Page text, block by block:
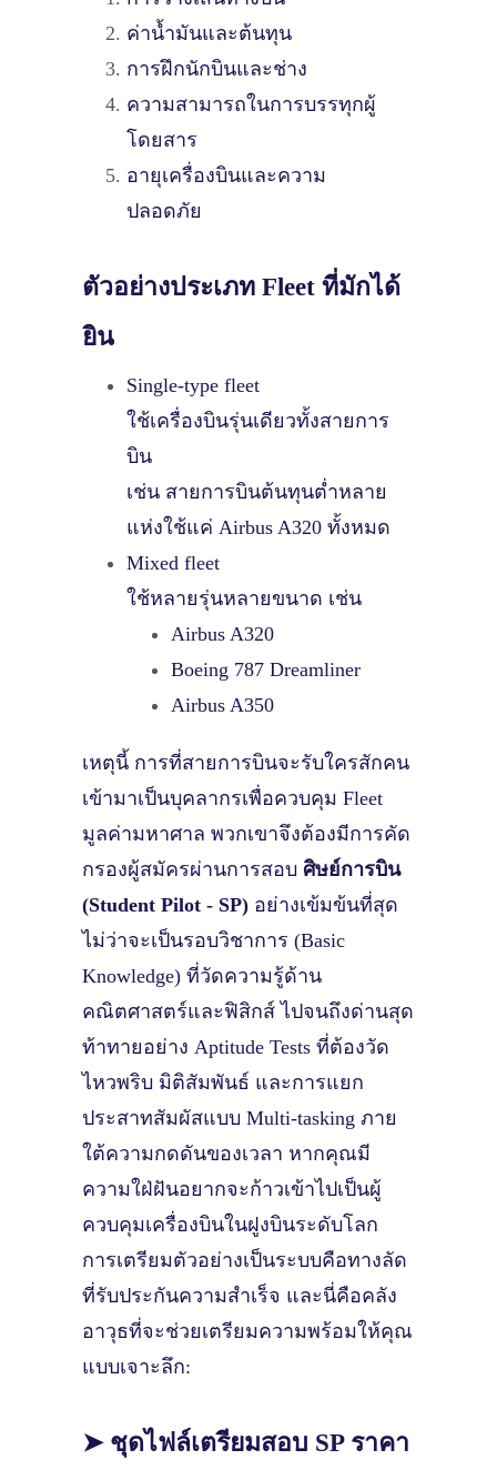
ค่าน้ำมันและต้นทุน
การฝึกนักบินและช่าง
ความสามารถในการบรรทุกผู้
โดยสาร
อายุเครื่องบินและความ
ปลอดภัย
ตัวอย่างประเภท Fleet ที่มักได้
ยิน
Single-type fleet
ใช้เครื่องบินรุ่นเดียวทั้งสายการ
บิน
เช่น สายการบินต้นทุนต่ำหลาย
แห่งใช้แค่ Airbus A320 ทั้งหมด
Mixed fleet
ใช้หลายรุ่นหลายขนาด เช่น
Airbus A320
Boeing 787 Dreamliner
Airbus A350
เหตุนี้ การที่สายการบินจะรับใครสักคน
เข้ามาเป็นบุคลากรเพื่อควบคุม Fleet
มูลค่ามหาศาล พวกเขาจึงต้องมีการคัด
กรองผู้สมัครผ่านการสอบ ศิษย์การบิน
(Student Pilot - SP) อย่างเข้มข้นที่สุด
ไม่ว่าจะเป็นรอบวิชาการ (Basic
Knowledge) ที่วัดความรู้ด้าน
คณิตศาสตร์และฟิสิกส์ ไปจนถึงด่านสุด
ท้าทายอย่าง Aptitude Tests ที่ต้องวัด
ไหวพริบ มิติสัมพันธ์ และการแยก
ประสาทสัมผัสแบบ Multi-tasking ภาย
ใต้ความกดดันของเวลา หากคุณมี
ความใฝ่ฝันอยากจะก้าวเข้าไปเป็นผู้
ควบคุมเครื่องบินในฝูงบินระดับโลก
การเตรียมตัวอย่างเป็นระบบคือทางลัด
ที่รับประกันความสำเร็จ และนี่คือคลัง
อาวุธที่จะช่วยเตรียมความพร้อมให้คุณ
แบบเจาะลึก:
➤ ชุดไฟล์เตรียมสอบ SP ราคา